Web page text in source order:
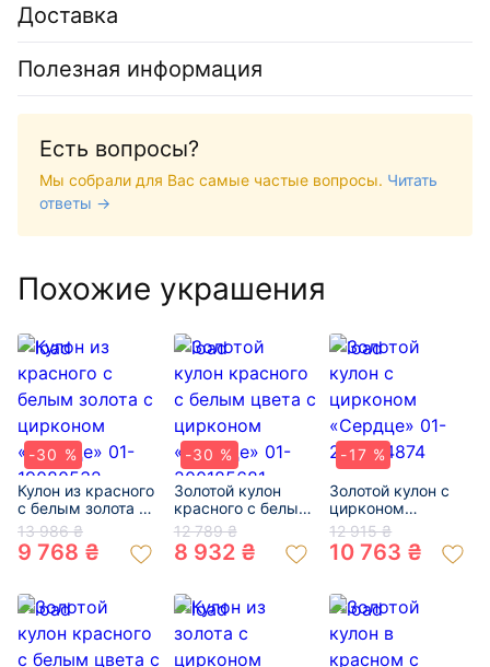
Доставка
Полезная информация
Есть вопросы?
Мы собрали для Вас самые частые вопросы. Читать
ответы →
Похожие украшения
-30 %
Кулон из красного
с белым золота с
цирконом
«Сердце» 01-
19080532
13 986 ₴
9 768 ₴
-30 %
Золотой кулон
красного с белым
цвета с цирконом
«Сердце» 01-
200185681
12 789 ₴
8 932 ₴
-17 %
Золотой кулон с
цирконом
«Сердце» 01-
200464874
12 915 ₴
10 763 ₴